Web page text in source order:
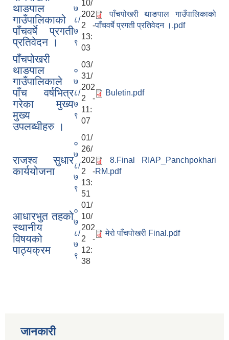
थाङपाल
गाउँपालिकाको
पाँचवर्षे प्रगती
प्रतिवेदन ।
७
८/
७
९
10/
202
2 -
13:
03
पाँचपोखरी थाङपाल गाउँपालिकाको
पाँचवर्षे प्रगती प्रतिवेदन ।.pdf
पाँचपोखरी
थाङपाल
गाउँपालिकाले
पाँच वर्षभित्र
गरेका मुख्य
मुख्य
उपलब्धीहरु ।
०
७
८/
७
९
03/
31/
202
2 -
11:
07
Buletin.pdf
राजश्व सुधार
कार्ययोजना
०
७
८/
७
९
01/
26/
202
2 -
13:
51
8.Final RIAP_Panchpokhari
RM.pdf
आधारभुत तहको
स्थानीय
विषयको
पाठ्यक्रम
०
७
८/
७
९
01/
10/
202
2 -
12:
38
मेरो पाँचपोखरी Final.pdf
जानकारी